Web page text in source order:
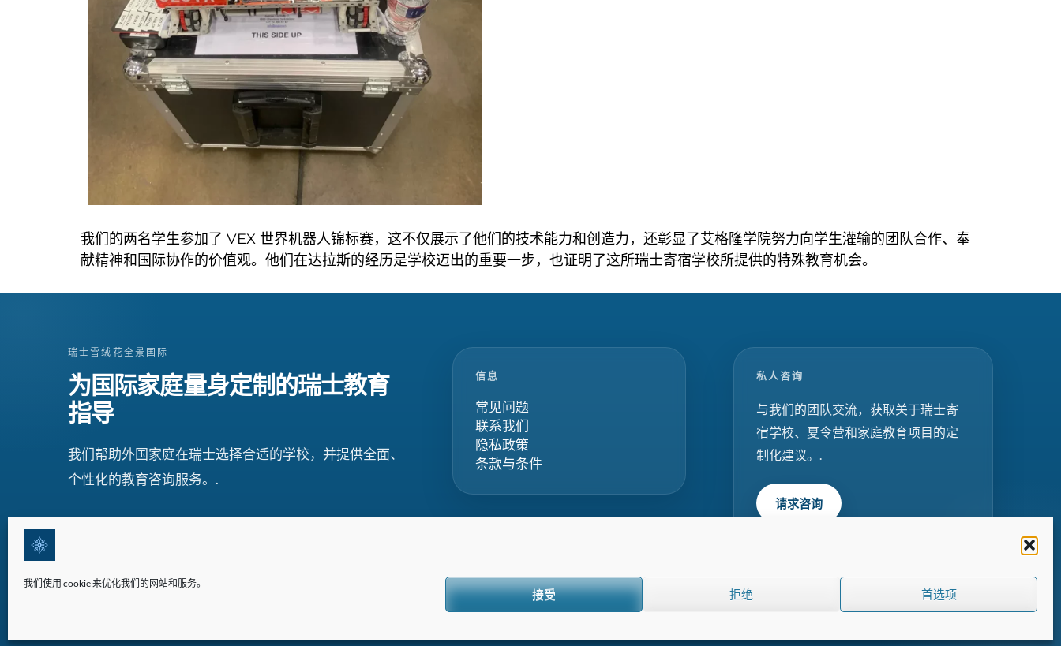
我们使用 cookie 来优化我们的网站和服务。
接受 拒绝 首选项
我们的两名学生参加了 VEX 世界机器人锦标赛，这不仅展示了他们的技术能力和创造力，还彰显了艾格隆学院努力向学生灌输的团队合作、奉
献精神和国际协作的价值观。他们在达拉斯的经历是学校迈出的重要一步，也证明了这所瑞士寄宿学校所提供的特殊教育机会。
瑞士雪绒花全景国际
为国际家庭量身定制的瑞士教育
指导
我们帮助外国家庭在瑞士选择合适的学校，并提供全面、
个性化的教育咨询服务。.
信息
常见问题
联系我们
隐私政策
条款与条件
私人咨询
与我们的团队交流，获取关于瑞士寄
宿学校、夏令营和家庭教育项目的定
制化建议。.
请求咨询